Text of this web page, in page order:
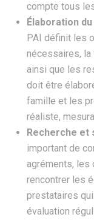
compte tous
Élaboration
PAI définit les
nécessaires, la
ainsi que les
doit être
famille et les
réaliste,
Recherche
important de
agréments, les
rencontrer les
prestataires
évaluation